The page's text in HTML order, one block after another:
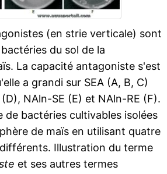
(en strie verticale) sont
du sol de la
La capacité antagoniste s'est
a grandi sur SEA (A, B, C)
NAln-SE (E) et NAln-RE (F).
de bactéries cultivables isolées
de maïs en utilisant quatre
Illustration du terme
et ses autres termes